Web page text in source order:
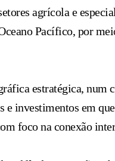
agrícola e
Pacífico, por
estratégica,
e investimentos em
foco na conexão